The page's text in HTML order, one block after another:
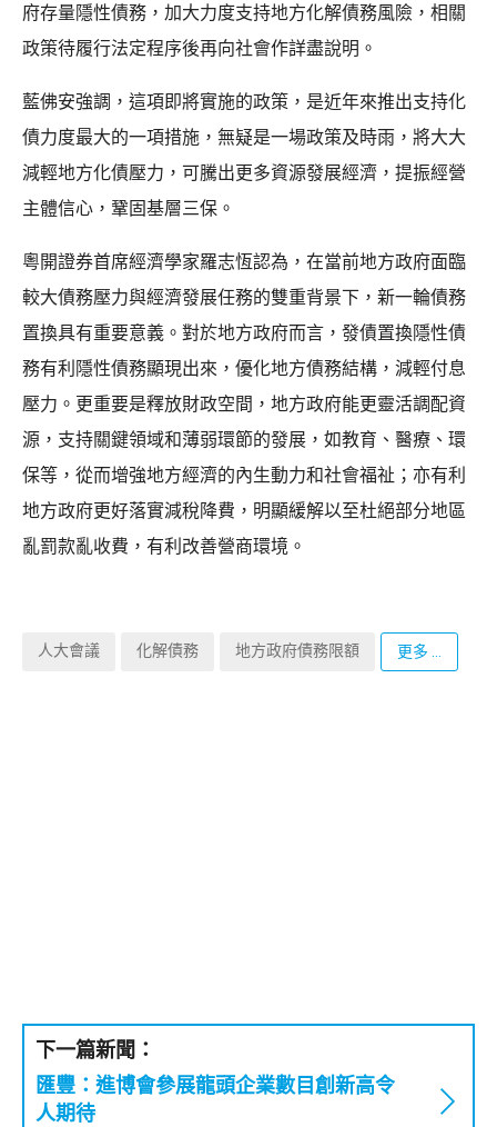
府存量隱性債務，加大力度支持地方化解債務風險，相關
政策待履行法定程序後再向社會作詳盡說明。
藍佛安強調，這項即將實施的政策，是近年來推出支持化
債力度最大的一項措施，無疑是一場政策及時雨，將大大
減輕地方化債壓力，可騰出更多資源發展經濟，提振經營
主體信心，鞏固基層三保。
粵開證券首席經濟學家羅志恆認為，在當前地方政府面臨
較大債務壓力與經濟發展任務的雙重背景下，新一輪債務
置換具有重要意義。對於地方政府而言，發債置換隱性債
務有利隱性債務顯現出來，優化地方債務結構，減輕付息
壓力。更重要是釋放財政空間，地方政府能更靈活調配資
源，支持關鍵領域和薄弱環節的發展，如教育、醫療、環
保等，從而增強地方經濟的內生動力和社會福祉；亦有利
地方政府更好落實減稅降費，明顯緩解以至杜絕部分地區
亂罰款亂收費，有利改善營商環境。
人大會議 化解債務 地方政府債務限額 更多 ...
下一篇新聞：
匯豐：進博會參展龍頭企業數目創新高令
人期待